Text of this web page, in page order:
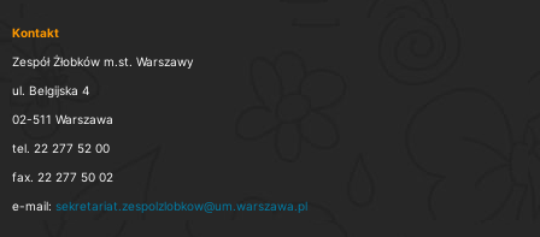
Kontakt
Zespół Żłobków m.st. Warszawy
ul. Belgijska 4
02-511 Warszawa
tel. 22 277 52 00
fax. 22 277 50 02
e-mail: sekretariat.zespolzlobkow@um.warszawa.pl